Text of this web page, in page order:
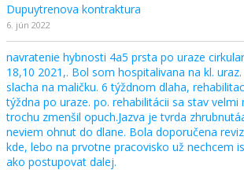
Dupuytrenova kontraktura
6. jún 2022
navratenie hybnosti 4a5 prsta po uraze
18,10 2021,. Bol som hospitalivana na kl.
slacha na maličku. 6 týždnom dlaha,
týždna po uraze. po. rehabilitácii sa stav velmi
trochu zmenšil opuch.Jazva je tvrda
neviem ohnut do dlane. Bola doporučena
kde, lebo na prvotne pracovisko už nechcem
ako postupovat dalej.